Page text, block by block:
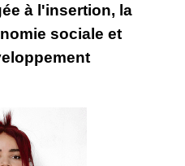
à l'insertion, la
sociale et